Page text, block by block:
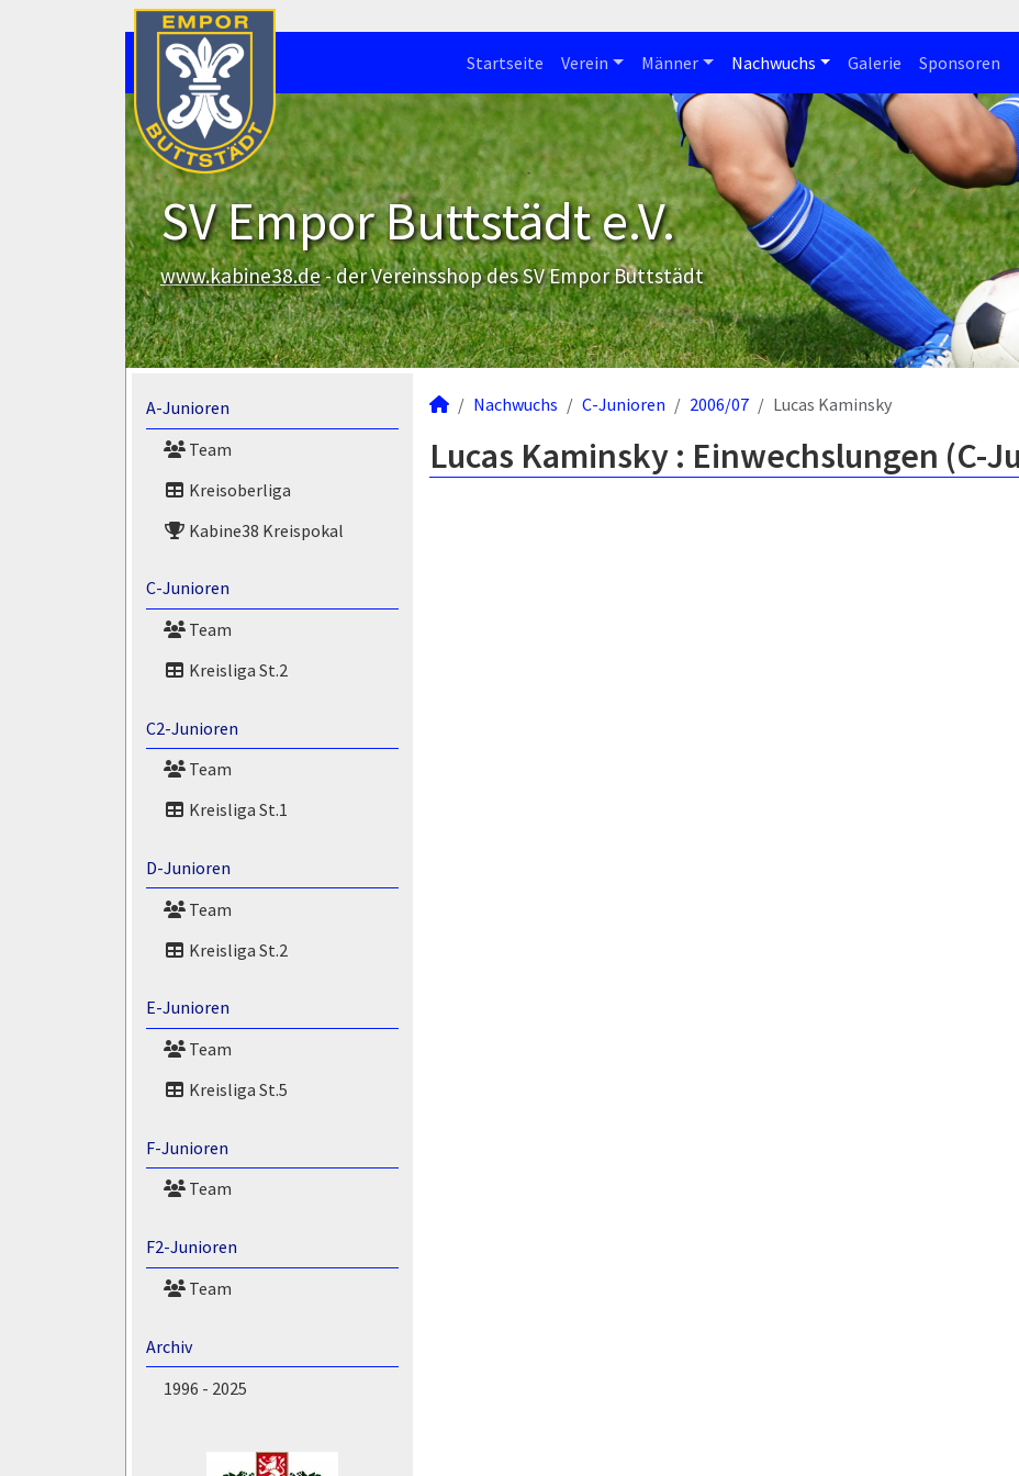
Startseite Verein Männer Nachwuchs Galerie Sponsoren
SV Empor Buttstädt e.V.
www.kabine38.de- der Vereinsshop des SV Empor Buttstädt
A-Junioren
Team
Kreisoberliga
Kabine38 Kreispokal
C-Junioren
Team
Kreisliga St.2
C2-Junioren
Team
Kreisliga St.1
D-Junioren
Team
Kreisliga St.2
E-Junioren
Team
Kreisliga St.5
F-Junioren
Team
F2-Junioren
Team
Archiv
1996 - 2025
Nachwuchs C-Junioren 2006/07 Lucas Kaminsky
Lucas Kaminsky : Einwechslungen (C-